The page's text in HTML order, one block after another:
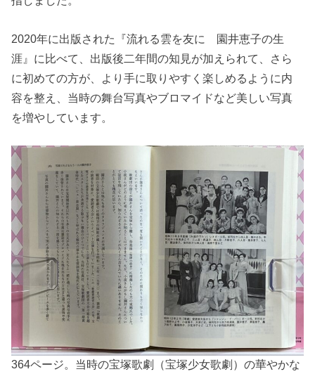
2020年に出版された『流れる雲を友に 園井恵子の生
涯』に比べて、出版後二年間の知見が加えられて、さら
に初めての方が、より手に取りやすく楽しめるように内
容を整え、当時の舞台写真やブロマイドなど美しい写真
を増やしています。
364ページ。当時の宝塚歌劇（宝塚少女歌劇）の華やかな